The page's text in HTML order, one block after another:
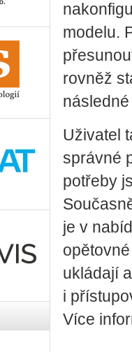
modelu.
rovněž
Uživatel
správné
potřeby
je v
ukládají
i
Více